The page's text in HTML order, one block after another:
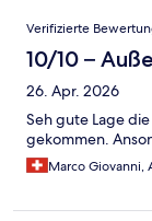
Verifizierte
10/10 –
26. Apr. 2026
Seh gute Lage
gekommen.
Marco Giovanni,